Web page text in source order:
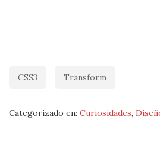
CSS3 Transform
Categorizado en: Curiosidades,